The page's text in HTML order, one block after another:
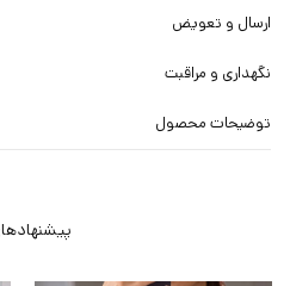
ارسال و تعویض
نگهداری و مراقبت
توضیحات محصول